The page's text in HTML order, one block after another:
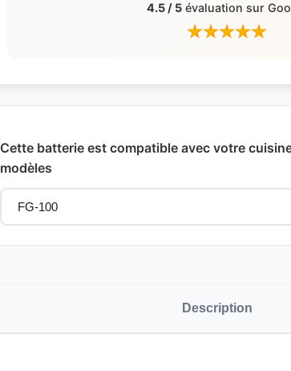
4.5 / 5évaluation sur
Cette batterie est compatible avec votre
modèles
Description